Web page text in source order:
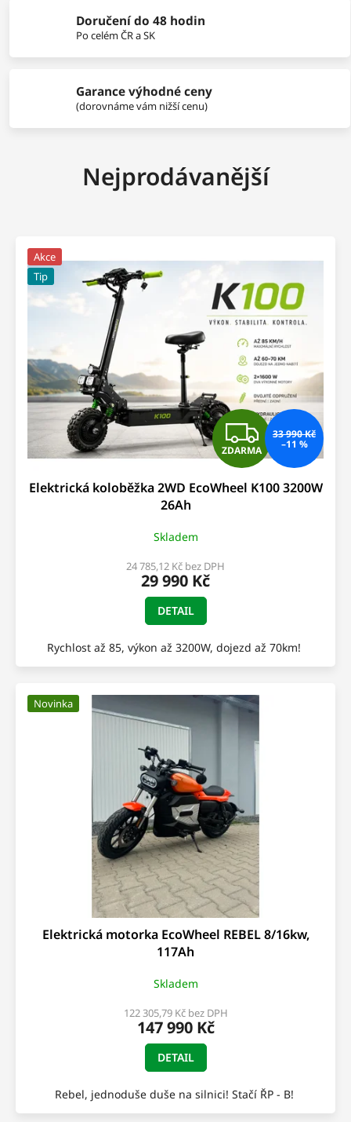
Doručení do 48 hodin
Po celém ČR a SK
Garance výhodné ceny
(dorovnáme vám nižší cenu)
Nejprodávanější
Akce
Tip
Z
D
A
ZDARMA
33 990 Kč
–11 %
Elektrická koloběžka 2WD EcoWheel K100 3200W
26Ah
Skladem
24 785,12 Kč bez DPH
29 990 Kč
DETAIL
Rychlost až 85, výkon až 3200W, dojezd až 70km!
Novinka
Elektrická motorka EcoWheel REBEL 8/16kw,
117Ah
Skladem
122 305,79 Kč bez DPH
147 990 Kč
DETAIL
Rebel, jednoduše duše na silnici! Stačí ŘP - B!